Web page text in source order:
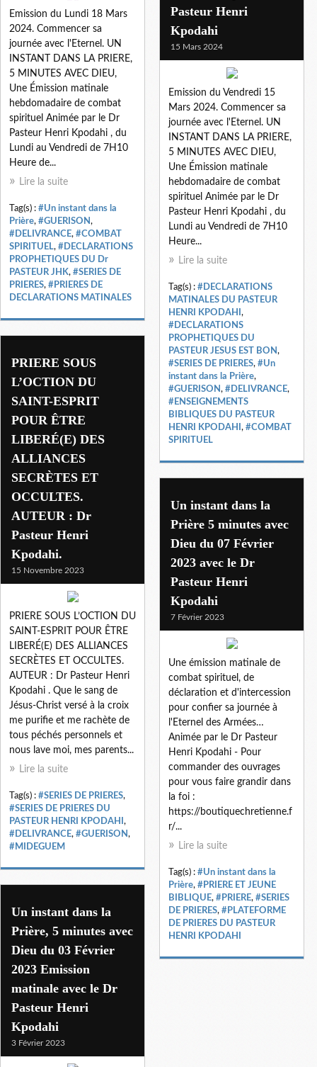
Emission du Lundi 18 Mars
2024. Commencer sa
journée avec l'Eternel. UN
INSTANT DANS LA PRIERE,
5 MINUTES AVEC DIEU,
Une Émission matinale
hebdomadaire de combat
spirituel Animée par le Dr
Pasteur Henri Kpodahi , du
Lundi au Vendredi de 7H10
Heure de...
Lire la suite
Tag(s) : #Un instant dans la
Prière, #GUERISON,
#DELIVRANCE, #COMBAT
SPIRITUEL, #DECLARATIONS
PROPHETIQUES DU Dr
PASTEUR JHK, #SERIES DE
PRIERES, #PRIERES DE
DECLARATIONS MATINALES
Pasteur Henri
Kpodahi
15 Mars 2024
Emission du Vendredi 15
Mars 2024. Commencer sa
journée avec l'Eternel. UN
INSTANT DANS LA PRIERE,
5 MINUTES AVEC DIEU,
Une Émission matinale
hebdomadaire de combat
spirituel Animée par le Dr
Pasteur Henri Kpodahi , du
Lundi au Vendredi de 7H10
Heure...
Lire la suite
Tag(s) : #DECLARATIONS
MATINALES DU PASTEUR
HENRI KPODAHI ,
#DECLARATIONS
PROPHETIQUES DU
PASTEUR JESUS EST BON,
#SERIES DE PRIERES, #Un
instant dans la Prière,
#GUERISON, #DELIVRANCE,
#ENSEIGNEMENTS
BIBLIQUES DU PASTEUR
HENRI KPODAHI , #COMBAT
SPIRITUEL
PRIERE SOUS
L’OCTION DU
SAINT-ESPRIT
POUR ÊTRE
LIBERÉ(E) DES
ALLIANCES
SECRÈTES ET
OCCULTES.
AUTEUR : Dr
Pasteur Henri
Kpodahi.
15 Novembre 2023
PRIERE SOUS L’OCTION DU
SAINT-ESPRIT POUR ÊTRE
LIBERÉ(E) DES ALLIANCES
SECRÈTES ET OCCULTES.
AUTEUR : Dr Pasteur Henri
Kpodahi . Que le sang de
Jésus-Christ versé à la croix
me purifie et me rachète de
tous péchés personnels et
nous lave moi, mes parents...
Lire la suite
Tag(s) : #SERIES DE PRIERES,
#SERIES DE PRIERES DU
PASTEUR HENRI KPODAHI ,
#DELIVRANCE, #GUERISON,
#MIDEGUEM
Un instant dans la
Prière 5 minutes avec
Dieu du 07 Février
2023 avec le Dr
Pasteur Henri
Kpodahi
7 Février 2023
Une émission matinale de
combat spirituel, de
déclaration et d'intercession
pour confier sa journée à
l'Eternel des Armées…
Animée par le Dr Pasteur
Henri Kpodahi - Pour
commander des ouvrages
pour vous faire grandir dans
la foi :
https://boutiquechretienne.f
r/...
Lire la suite
Tag(s) : #Un instant dans la
Prière, #PRIERE ET JEUNE
BIBLIQUE, #PRIERE, #SERIES
DE PRIERES, #PLATEFORME
DE PRIERES DU PASTEUR
HENRI KPODAHI
Un instant dans la
Prière, 5 minutes avec
Dieu du 03 Février
2023 Emission
matinale avec le Dr
Pasteur Henri
Kpodahi
3 Février 2023